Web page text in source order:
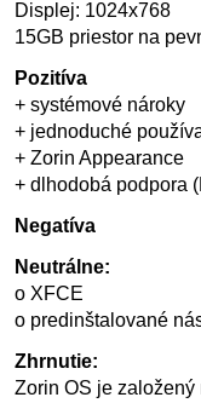
Displej: 1024x768
15GB priestor na
Pozitíva
+ systémové nároky
+ jednoduché
+ Zorin Appearance
+ dlhodobá podpora
Negatíva
Neutrálne:
o XFCE
o predinštalované
Zhrnutie:
Zorin OS je